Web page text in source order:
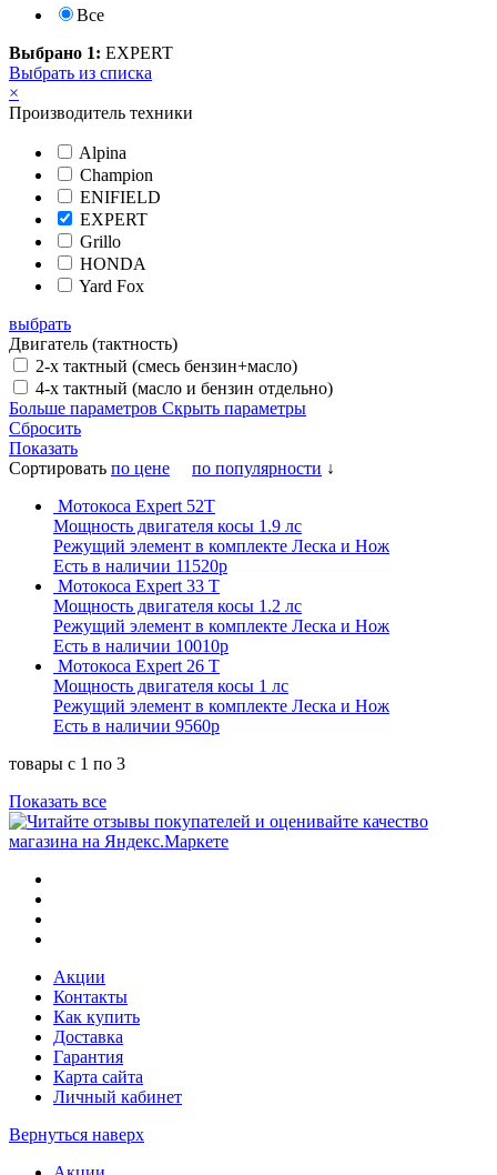
Все
Выбрано 1: EXPERT
Выбрать из списка
×
Производитель техники
Alpina
Champion
ENIFIELD
EXPERT
Grillo
HONDA
Yard Fox
выбрать
Двигатель (тактность)
2-х тактный (смесь бензин+масло)
4-х тактный (масло и бензин отдельно)
Больше параметров Скрыть параметры
Сбросить
Показать
Сортировать по цене по популярности ↓
Мотокоса Expert 52T
Мощность двигателя косы 1.9 лс
Режущий элемент в комплекте Леска и Нож
Есть в наличии 11520р
Мотокоса Expert 33 T
Мощность двигателя косы 1.2 лс
Режущий элемент в комплекте Леска и Нож
Есть в наличии 10010р
Мотокоса Expert 26 T
Мощность двигателя косы 1 лс
Режущий элемент в комплекте Леска и Нож
Есть в наличии 9560р
товары с 1 по 3
Показать все
Акции
Контакты
Как купить
Доставка
Гарантия
Карта сайта
Личный кабинет
Вернуться наверх